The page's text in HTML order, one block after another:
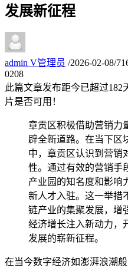
发展新征程
admin V管理员 /2026-02-08/
0208
此篇文章发布距今已超过182
片是否可用！
章贡区积极借助营销力
辟全新道路。在当下区
中，章贡区认识到营销
性。通过有效的营销手
产业园的知名度和影响
新人才入驻。这一举措
链产业的集聚发展，增
经济增长注入新动力，
发展的崭新征程。
在当今数字经济如澎湃浪潮